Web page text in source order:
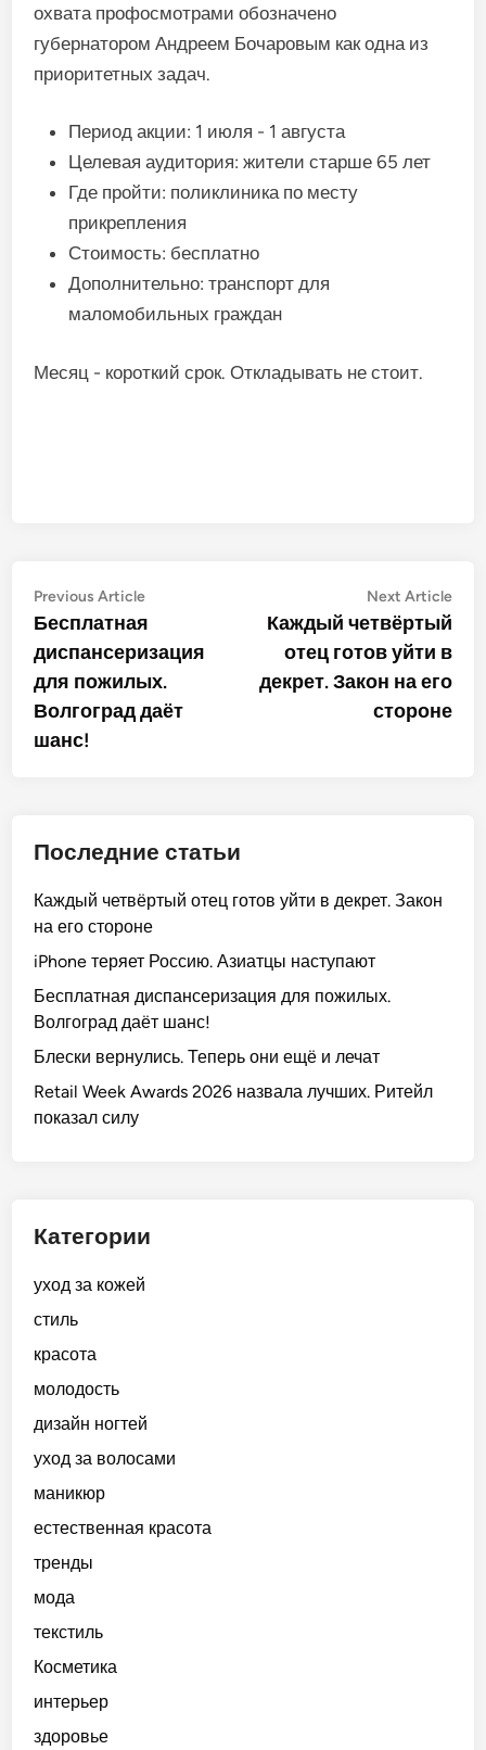
охвата профосмотрами обозначено
губернатором Андреем Бочаровым как одна из
приоритетных задач.
Период акции: 1 июля - 1 августа
Целевая аудитория: жители старше 65 лет
Где пройти: поликлиника по месту
прикрепления
Стоимость: бесплатно
Дополнительно: транспорт для
маломобильных граждан
Месяц - короткий срок. Откладывать не стоит.
Post
navigation
Previous ArticlePrevious
article:
Бесплатная
диспансеризация
для пожилых.
Волгоград даёт
шанс!
Next Article
Каждый четвёртый
отец готов уйти в
декрет. Закон на его
стороне
Последние статьи
Каждый четвёртый отец готов уйти в декрет. Закон
на его стороне
iPhone теряет Россию. Азиатцы наступают
Бесплатная диспансеризация для пожилых.
Волгоград даёт шанс!
Блески вернулись. Теперь они ещё и лечат
Retail Week Awards 2026 назвала лучших. Ритейл
показал силу
Категории
уход за кожей
стиль
красота
молодость
дизайн ногтей
уход за волосами
маникюр
естественная красота
тренды
мода
текстиль
Косметика
интерьер
здоровье